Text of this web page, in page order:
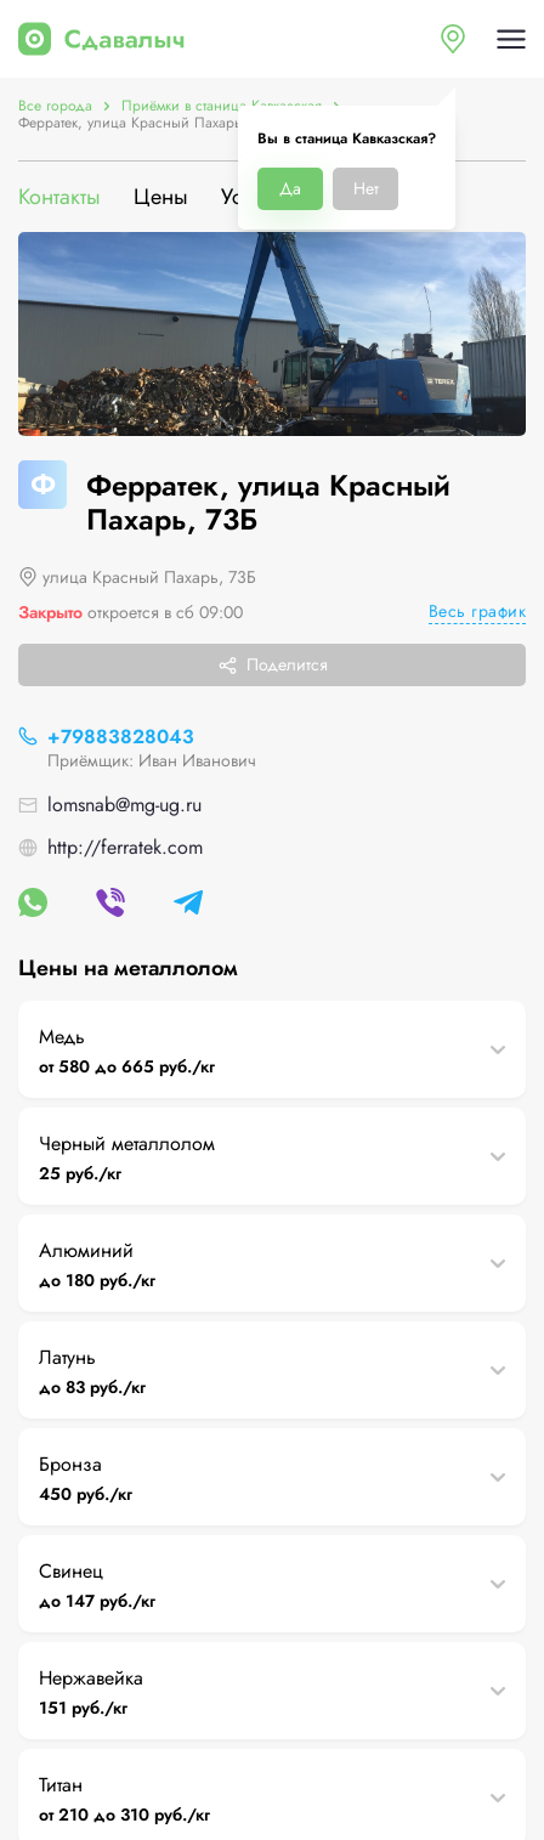
Вы в станица Кавказская?
Да Нет
Все города Приёмки в станица Кавказская
Ферратек, улица Красный Пахарь, 73Б
Контакты Цены Услуги О компании
Ф
Ферратек, улица Красный
Пахарь, 73Б
улица Красный Пахарь, 73Б
Закрыто откроется в сб 09:00 Весь график
Поделится
+79883828043
Приёмщик: Иван Иванович
lomsnab@mg-ug.ru
http://ferratek.com
Цены на металлолом
Медь
от 580 до 665 руб./кг
Черный металлолом
25 руб./кг
Алюминий
до 180 руб./кг
Латунь
до 83 руб./кг
Бронза
450 руб./кг
Свинец
до 147 руб./кг
Нержавейка
151 руб./кг
Титан
от 210 до 310 руб./кг